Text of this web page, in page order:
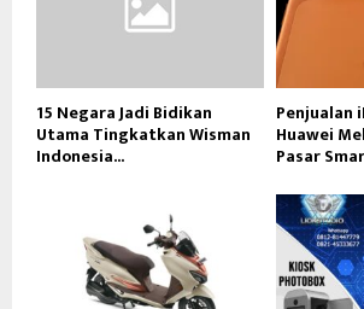
15 Negara Jadi Bidikan
Utama Tingkatkan Wisman
Indonesia...
Penjualan
Huawei
Pasar